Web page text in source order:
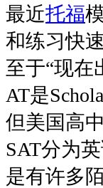
最近托福
和练习快
至于“现在
AT是
但美国高
SAT分为
是有许多